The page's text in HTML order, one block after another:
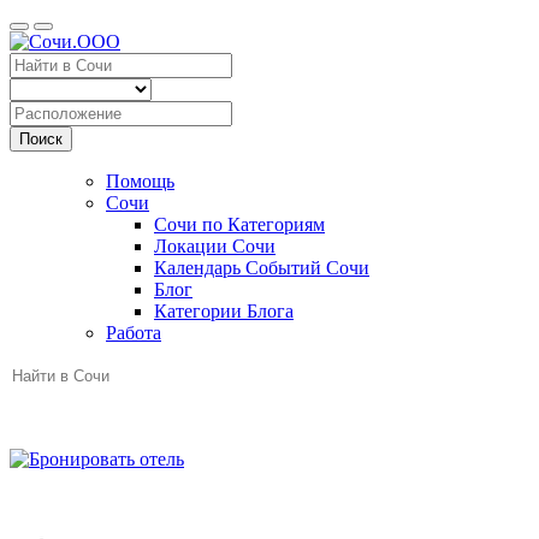
Поиск
Помощь
Сочи
Сочи по Категориям
Локации Сочи
Календарь Событий Сочи
Блог
Категории Блога
Работа